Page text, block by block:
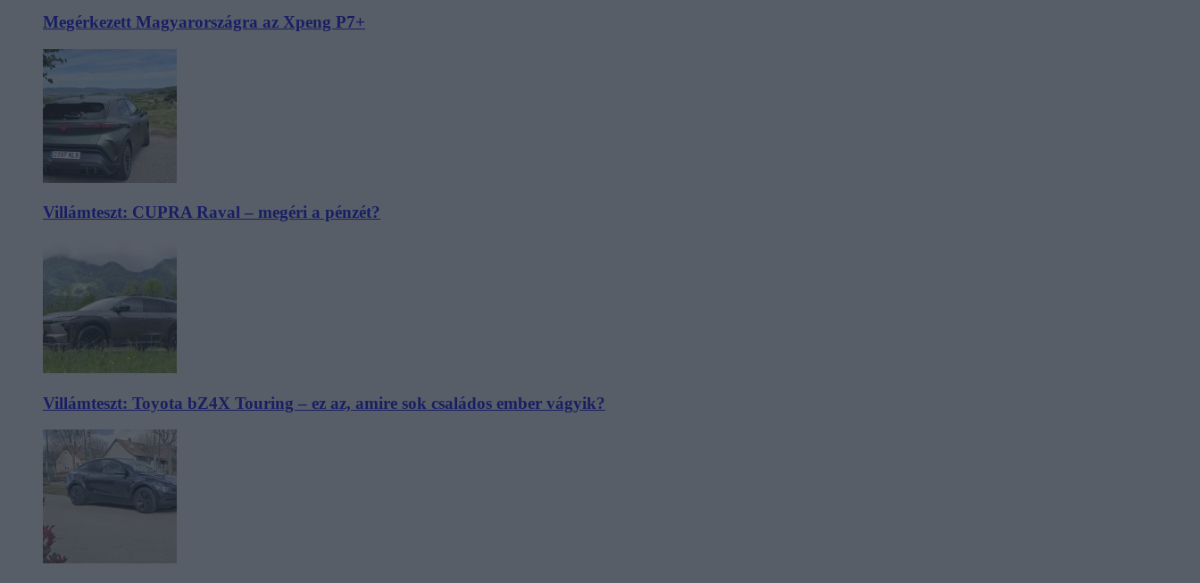
Megérkezett Magyarországra az Xpeng P7+
Villámteszt: CUPRA Raval – megéri a pénzét?
Villámteszt: Toyota bZ4X Touring – ez az, amire sok családos ember vágyik?